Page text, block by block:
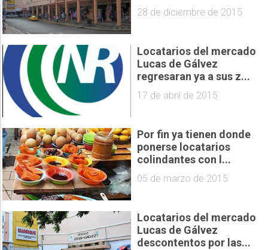
28 de diciembre de 2015
Locatarios del mercado
Lucas de Gálvez
regresaran ya a sus z...
17 de abril de 2015
Por fin ya tienen donde
ponerse locatarios
colindantes con l...
05 de marzo de 2015
Locatarios del mercado
Lucas de Gálvez
descontentos por las...